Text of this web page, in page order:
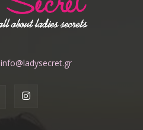
info@ladysecret.gr